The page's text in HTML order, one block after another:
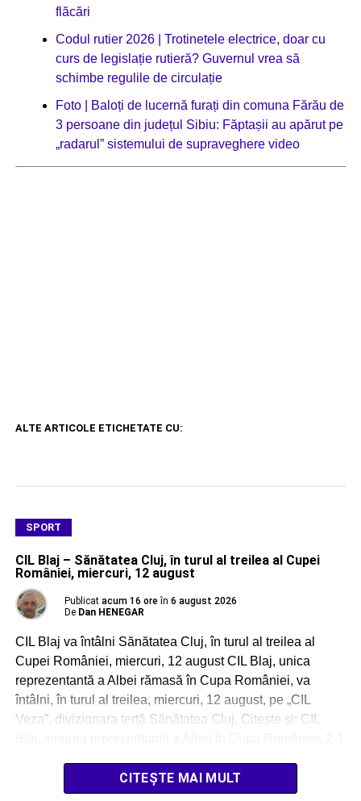
flăcări
Codul rutier 2026 | Trotinetele electrice, doar cu
curs de legislație rutieră? Guvernul vrea să
schimbe regulile de circulație
Foto | Baloți de lucernă furați din comuna Fărău de
3 persoane din județul Sibiu: Făptașii au apărut pe
„radarul” sistemului de supraveghere video
ALTE ARTICOLE ETICHETATE CU:
SPORT
CIL Blaj – Sănătatea Cluj, în turul al treilea al Cupei
României, miercuri, 12 august
Publicat acum 16 ore în 6 august 2026
De Dan HENEGAR
CIL Blaj va întâlni Sănătatea Cluj, în turul al treilea al
Cupei României, miercuri, 12 august CIL Blaj, unica
reprezentantă a Albei rămasă în Cupa României, va
întâlni, în turul al treilea, miercuri, 12 august, pe „CIL
Veza”, divizionara terță Sănătatea Cluj. Citește și: CIL
CITEȘTE MAI MULT